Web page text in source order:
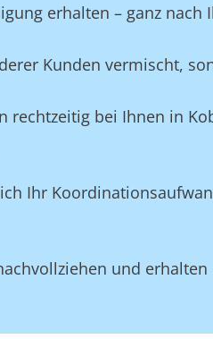
erhalten – ganz nach
Kunden vermischt,
bei Ihnen in
Ihr
und